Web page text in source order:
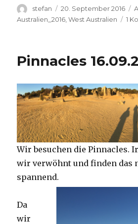
Autor
stefan
Veröffentlicht
am
20. September 2016
Australien_2016 ,West Australien 1
Pinnacles
Wir besuchen die Pinnacles.
wir verwöhnt und finden das
spannend.
Da
wir